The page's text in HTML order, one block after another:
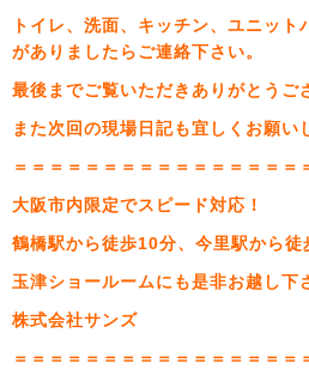
トイレ、洗面、キッチン、ユニッ
がありましたらご連絡下さい。
最後までご覧いただきありがとうご
また次回の現場日記も宜しくお願い
＝＝＝＝＝＝＝＝＝＝＝＝＝＝＝＝
大阪市内限定でスピード対応！
鶴橋駅から徒歩10分、今里駅から徒
玉津ショールームにも是非お越し
株式会社サンズ
＝＝＝＝＝＝＝＝＝＝＝＝＝＝＝＝